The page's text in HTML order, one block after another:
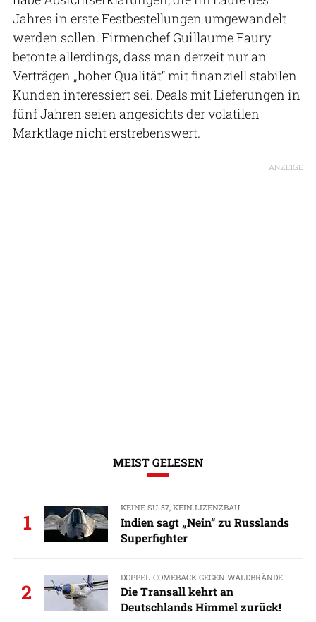
Jahres in erste Festbestellungen umgewandelt
werden sollen. Firmenchef Guillaume Faury
betonte allerdings, dass man derzeit nur an
Verträgen „hoher Qualität“ mit finanziell stabilen
Kunden interessiert sei. Deals mit Lieferungen in
fünf Jahren seien angesichts der volatilen
Marktlage nicht erstrebenswert.
ANZEIGE
MEIST GELESEN
1
KEINE SU-57, KEIN LIZENZBAU
Indien sagt „Nein“ zu Russlands
Superfighter
2
DOPPEL-COMEBACK GEGEN WALDBRÄNDE
Die Transall kehrt an
Deutschlands Himmel zurück!